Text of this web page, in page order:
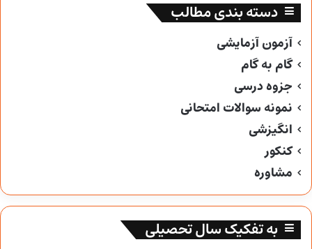
دسته بندی مطالب
آزمون آزمایشی
گام به گام
جزوه درسی
نمونه سوالات امتحانی
انگیزشی
کنکور
مشاوره
به تفکیک سال تحصیلی